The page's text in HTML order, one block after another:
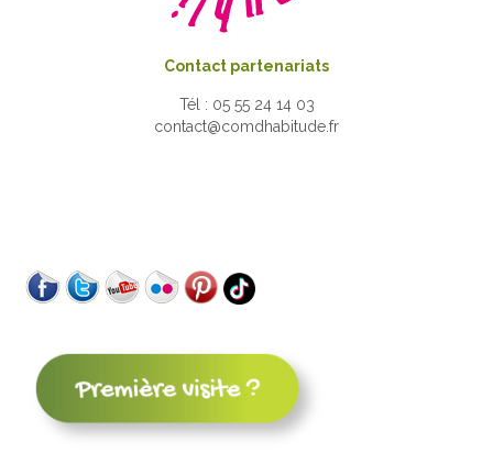
Contact partenariats
Tél : 05 55 24 14 03
contact@comdhabitude.fr